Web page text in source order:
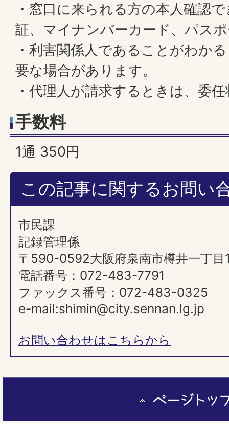
・窓口に来られる方の本人確認
証、マイナンバーカード、パス
・利害関係人であることがわか
要な場合があります。
・代理人が請求するときは、委
手数料
1通 350円
この記事に関するお問い
市民課
記録管理係
〒590-0592大阪府泉南市樽井一丁目
電話番号：072-483-7791
ファックス番号：072-483-0325
e-mail:shimin@city.sennan.lg.jp
お問い合わせはこちらから